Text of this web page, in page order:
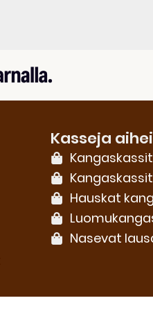
Kasseja
Hauskat
Nasevat